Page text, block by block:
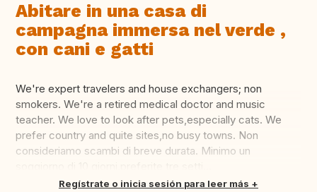
Abitare in una casa di
campagna immersa nel verde ,
con cani e gatti
We're expert travelers and house exchangers; non
smokers. We're a retired medical doctor and music
teacher. We love to look after pets,especially cats. We
prefer country and quite sites,no busy towns. Non
consideriamo scambi di breve durata. Minimo un
TraducirRegístrate o inicia sesión para leer más